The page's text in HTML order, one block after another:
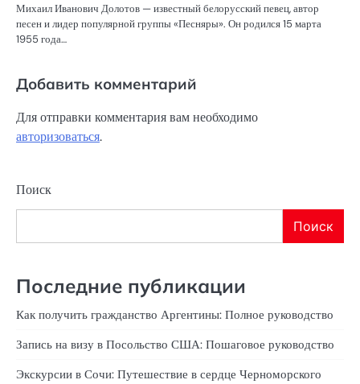
Михаил Иванович Долотов — известный белорусский певец, автор
песен и лидер популярной группы «Песняры». Он родился 15 марта
1955 года…
Добавить комментарий
Для отправки комментария вам необходимо
авторизоваться.
Поиск
Поиск
Последние публикации
Как получить гражданство Аргентины: Полное руководство
Запись на визу в Посольство США: Пошаговое руководство
Экскурсии в Сочи: Путешествие в сердце Черноморского